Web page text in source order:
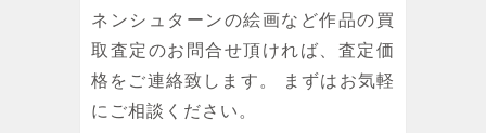
ネンシュターンの絵画など作品の買
取査定のお問合せ頂ければ、査定価
格をご連絡致します。 まずはお気軽
にご相談ください。